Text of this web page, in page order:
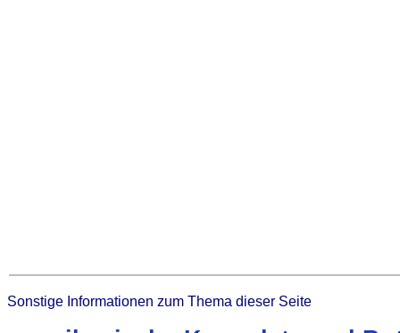
Sonstige Informationen zum Thema dieser Seite